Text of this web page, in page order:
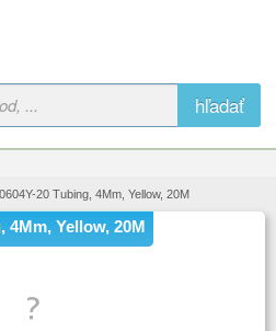
hľadať
20 Tubing, 4Mm, Yellow, 20M
4Mm, Yellow, 20M